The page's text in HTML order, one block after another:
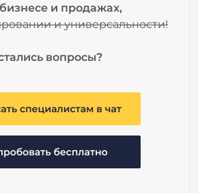
и продажах,
и универсальности!
вопросы?